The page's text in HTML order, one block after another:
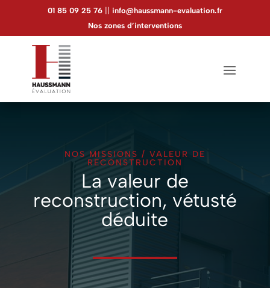
Panneau de gestion des cookies
01 85 09 25 76|| info@haussmann-evaluation.fr
Nos zones d’interventions
NOS MISSIONS / VALEUR DE
RECONSTRUCTION
La valeur de
reconstruction, vétusté
déduite